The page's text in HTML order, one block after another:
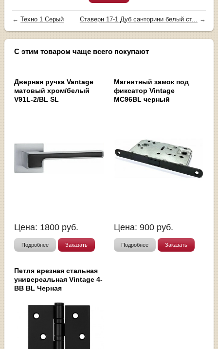
←Техно 1 Серый Ставерн 17-1 Дуб санторини белый ст... →
С этим товаром чаще всего покупают
Дверная ручка Vantage
матовый хром/белый
V91L-2/BL SL
Цена: 1800 руб.
Подробнее Заказать
Магнитный замок под
фиксатор Vintage
MC96BL черный
Цена: 900 руб.
Подробнее Заказать
Петля врезная стальная
универсальная Vintage 4-
BB BL Черная